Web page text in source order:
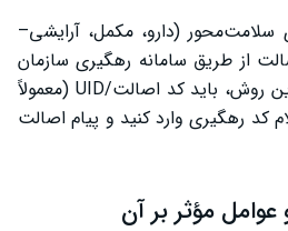
سلامت‌محور (دارو، مکمل، آرایشی–
از طریق سامانه رهگیری سازمان
غذا و دارو وجود دارد. در این روش، باید کد اصالت/UID (معمولاً
کد رهگیری وارد کنید و پیام اصالت
مؤثر بر آن